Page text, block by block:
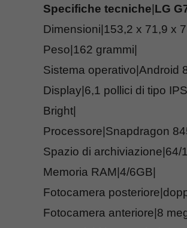
Specifiche tecniche LG
Dimensioni|153,2 x 71,9 x
Peso|162 grammi|
Sistema operativo|Android
Display|6,1 pollici di tipo
Bright|
Processore|Snapdragon
Spazio di archiviazione|64/
Memoria RAM|4/6GB|
Fotocamera
Fotocamera anteriore|8